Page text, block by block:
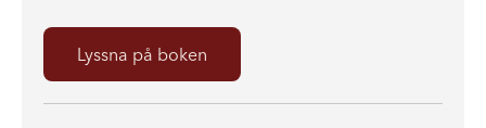
Lyssna på boken